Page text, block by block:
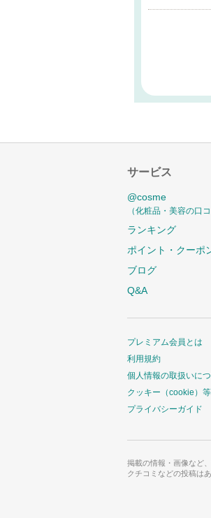
サービス
@cosme
（化粧品・美容の口コ
ランキング
ポイント・クーポ
ブログ
Q&A
プレミアム会員とは
利用規約
個人情報の取扱いに
クッキー（cookie）
プライバシーガイド
掲載の情報・画像など
クチコミなどの投稿は